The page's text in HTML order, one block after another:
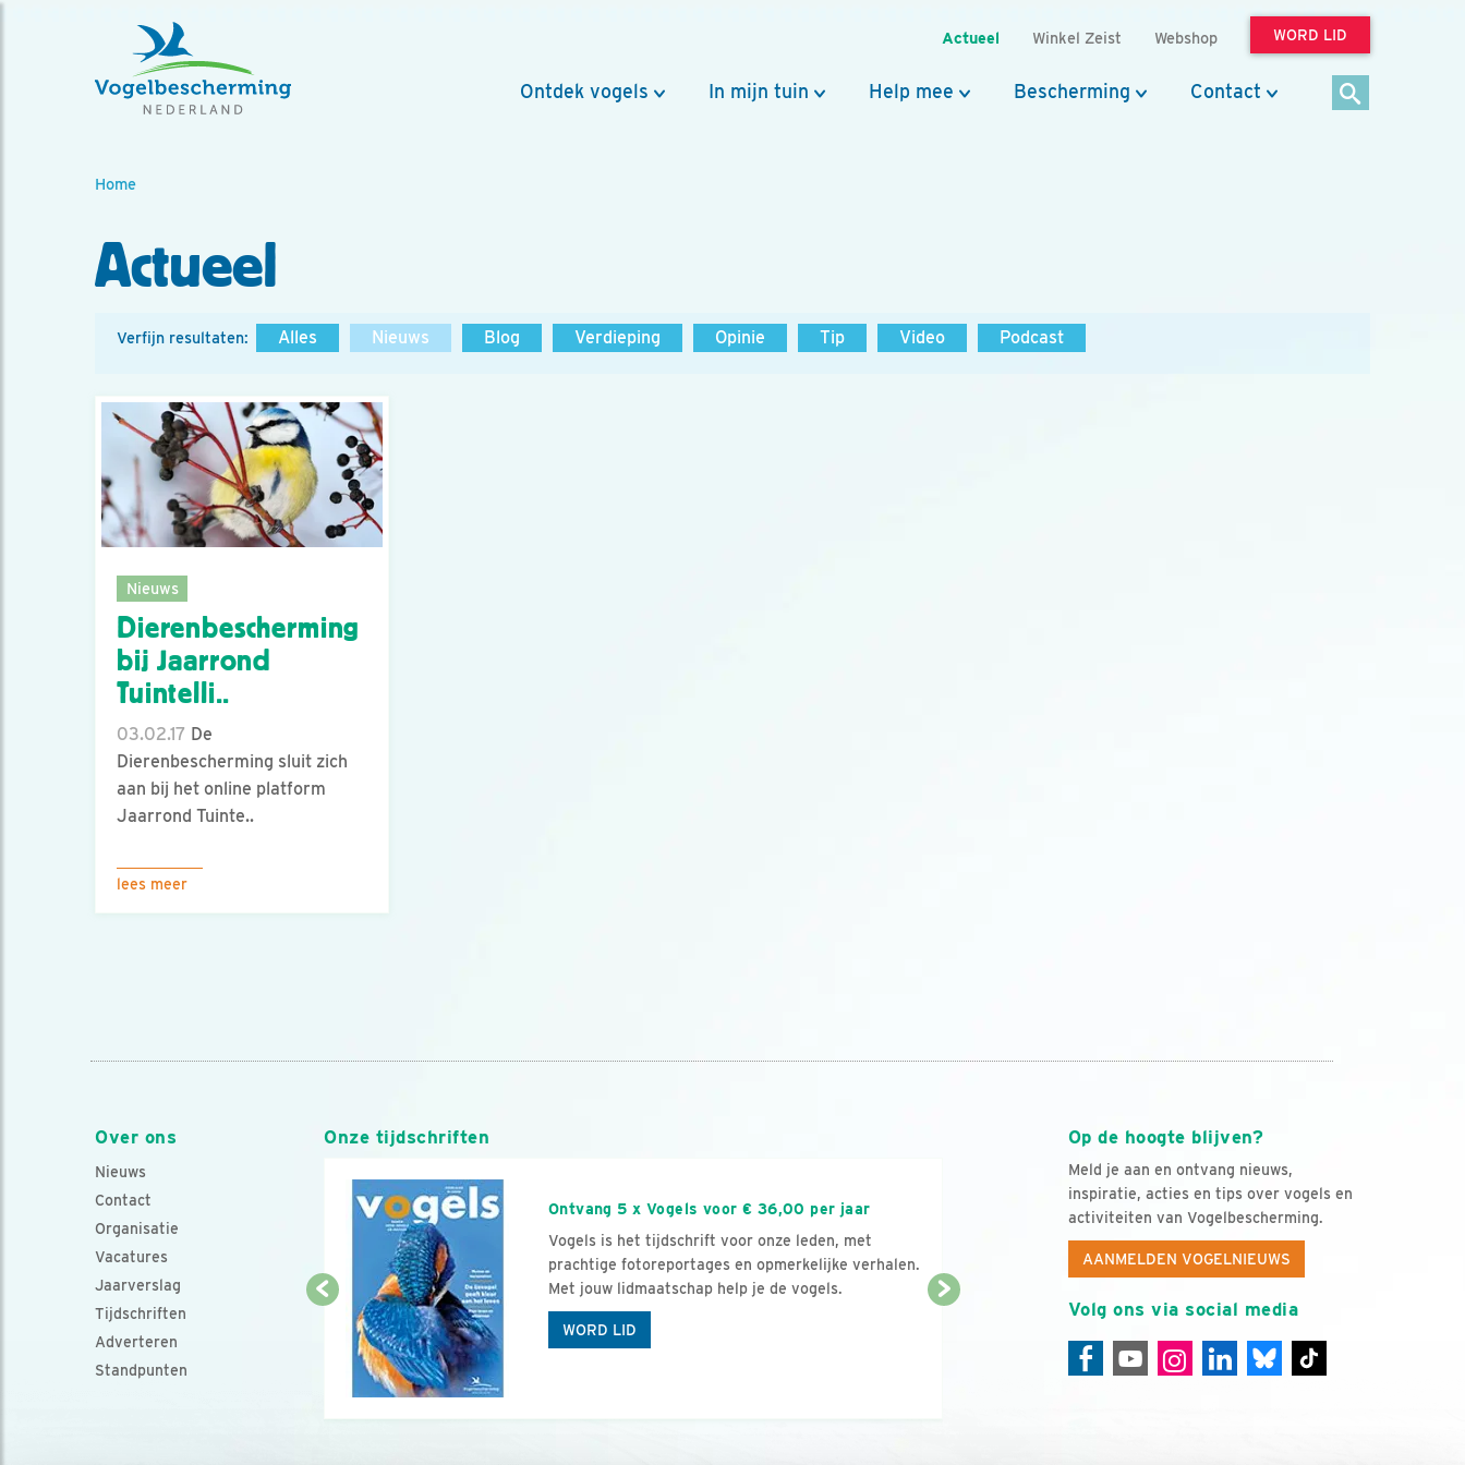
Actueel Winkel Zeist Webshop WORD LID
Ontdek vogels In mijn tuin Help mee Bescherming Contact
Home
Actueel
Verfijn resultaten: Alles Nieuws Blog Verdieping Opinie Tip Video Podcast
Nieuws
Dierenbescherming
bij Jaarrond
Tuintelli..
03.02.17 De
Dierenbescherming sluit zich
aan bij het online platform
Jaarrond Tuinte..
lees meer
Over ons
Nieuws
Contact
Organisatie
Vacatures
Jaarverslag
Tijdschriften
Adverteren
Standpunten
Op de hoogte blijven?
Meld je aan en ontvang nieuws,
inspiratie, acties en tips over vogels en
activiteiten van Vogelbescherming.
AANMELDEN VOGELNIEUWS
Volg ons via social media
Onze tijdschriften
Ontvang 5 x Vogels voor € 36,00 per jaar
Vogels is het tijdschrift voor onze leden, met
prachtige fotoreportages en opmerkelijke verhalen.
Met jouw lidmaatschap help je de vogels.
WORD LID